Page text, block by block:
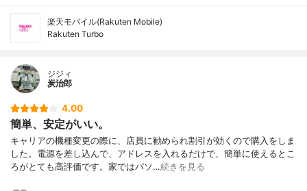
楽天モバイル(Rakuten Mobile)
Rakuten Turbo
ジジィ
炭治郎
4.00
簡単、安定がいい。
キャリアの機種変更の際に、店員に勧められ割引が効くので購入をしま
した。電源を差し込んで、アドレスを入れるだけで、簡単に使えるとこ
ろがとても高評価です。家ではパソ…続きを見る